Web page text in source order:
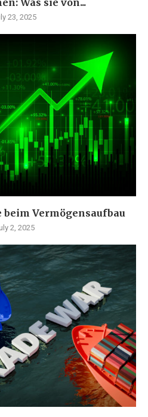
Was sie von...
23, 2025
beim Vermögensaufbau
2, 2025